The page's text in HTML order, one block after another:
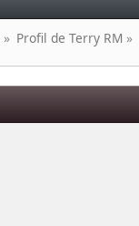
» Profil de Terry RM »